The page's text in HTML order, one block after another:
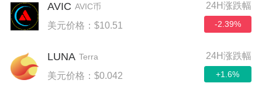
AVIC AVIC币
美元价格：$10.51
24H涨跌幅
-2.39%
LUNA Terra
美元价格：$0.042
24H涨跌幅
+1.6%